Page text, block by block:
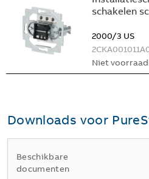
schakelen
2000/3 US
Niet
Downloads voor
Beschikbare
documenten